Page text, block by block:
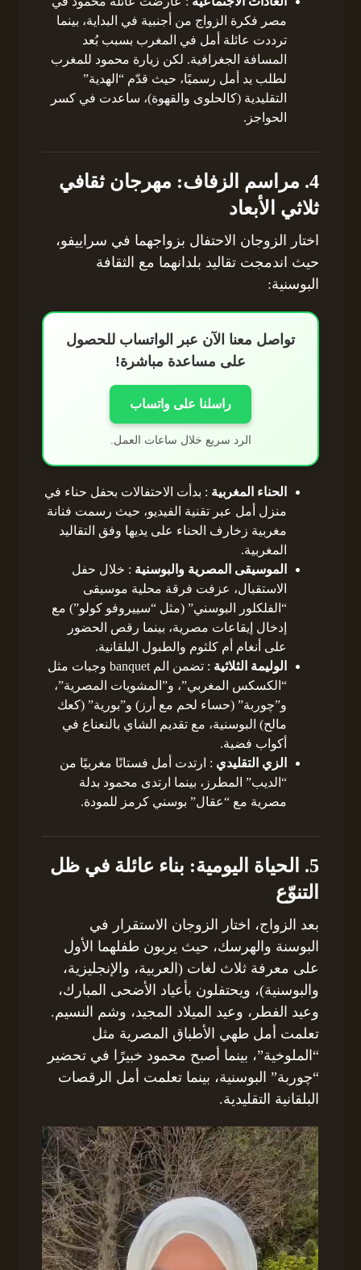
مصر فكرة الزواج من أجنبية في البداية، بينما
ترددت عائلة أمل في المغرب بسبب بُعد
المسافة الجغرافية. لكن زيارة محمود للمغرب
لطلب يد أمل رسميًا، حيث قدّم “الهدية”
التقليدية (كالحلوى والقهوة)، ساعدت في كسر
الحواجز.
4. مراسم الزفاف: مهرجان ثقافي
ثلاثي الأبعاد
اختار الزوجان الاحتفال بزواجهما في سراييفو،
حيث اندمجت تقاليد بلدانهما مع الثقافة
البوسنية:
تواصل معنا الآن عبر الواتساب للحصول
على مساعدة مباشرة!
راسلنا على واتساب
الرد سريع خلال ساعات العمل.
الحناء المغربية : بدأت الاحتفالات بحفل حناء في
منزل أمل عبر تقنية الفيديو، حيث رسمت فنانة
مغربية زخارف الحناء على يديها وفق التقاليد
المغربية.
الموسيقى المصرية والبوسنية : خلال حفل
الاستقبال، عزفت فرقة محلية موسيقى
“الفلكلور البوسني” (مثل “سييروفو كولو”) مع
إدخال إيقاعات مصرية، بينما رقص الحضور
على أنغام أم كلثوم والطبول البلقانية.
الوليمة الثلاثية
: تضمن الم banquet وجبات مثل
“الكسكس المغربي”، و”المشويات المصرية”،
و”چوربة” (حساء لحم مع أرز) و”بورية” (كعك
مالح) البوسنية، مع تقديم الشاي بالنعناع في
أكواب فضية.
الزي التقليدي : ارتدت أمل فستانًا مغربيًا من
“الديب” المطرز، بينما ارتدى محمود بدلة
مصرية مع “عقال” بوسني كرمز للمودة.
5. الحياة اليومية: بناء عائلة في ظل
التنوّع
بعد الزواج، اختار الزوجان الاستقرار في
البوسنة والهرسك، حيث يربون طفلهما الأول
على معرفة ثلاث لغات (العربية، والإنجليزية،
والبوسنية)، ويحتفلون بأعياد الأضحى المبارك،
وعيد الفطر، وعيد الميلاد المجيد، وشم النسيم.
تعلمت أمل طهي الأطباق المصرية مثل
“الملوخية”، بينما أصبح محمود خبيرًا في تحضير
“چوربة” البوسنية، بينما تعلمت أمل الرقصات
البلقانية التقليدية.